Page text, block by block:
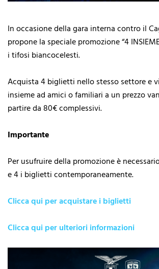
In occasione della gara interna contro il
propone la speciale promozione “4
i tifosi biancocelesti.
Acquista 4 biglietti nello stesso settore e
insieme ad amici o familiari a un prezzo
partire da 80€ complessivi.
Importante
Per usufruire della promozione è
e 4 i biglietti contemporaneamente.
Clicca qui per acquistare i biglietti
Clicca qui per ulteriori informazioni